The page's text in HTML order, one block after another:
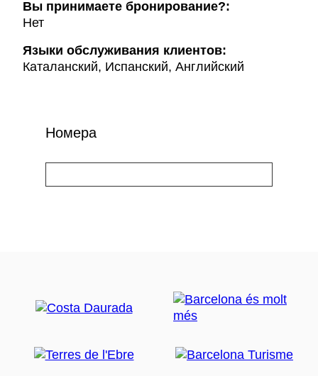
Вы принимаете бронирование?:
Нет
Языки обслуживания клиентов:
Каталанский, Испанский, Английский
Номера